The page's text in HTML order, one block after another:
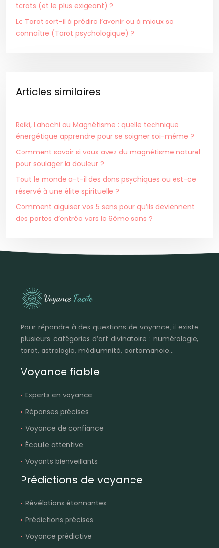
tarots (et le plus exigeant) ?
Le Tarot sert-il à prédire l’avenir ou à mieux se
connaître (Tarot psychologique) ?
Articles similaires
Reiki, Lahochi ou Magnétisme : quelle technique
énergétique apprendre pour se soigner soi-même ?
Comment savoir si vous avez du magnétisme naturel
pour soulager la douleur ?
Tout le monde a-t-il des dons psychiques ou est-ce
réservé à une élite spirituelle ?
Comment aiguiser vos 5 sens pour qu’ils deviennent
des portes d’entrée vers le 6ème sens ?
Pour répondre à des questions de voyance, il existe
plusieurs catégories d’art divinatoire : numérologie,
tarot, astrologie, médiumnité, cartomancie…
Voyance fiable
Experts en voyance
Réponses précises
Voyance de confiance
Écoute attentive
Voyants bienveillants
Prédictions de voyance
Révélations étonnantes
Prédictions précises
Voyance prédictive